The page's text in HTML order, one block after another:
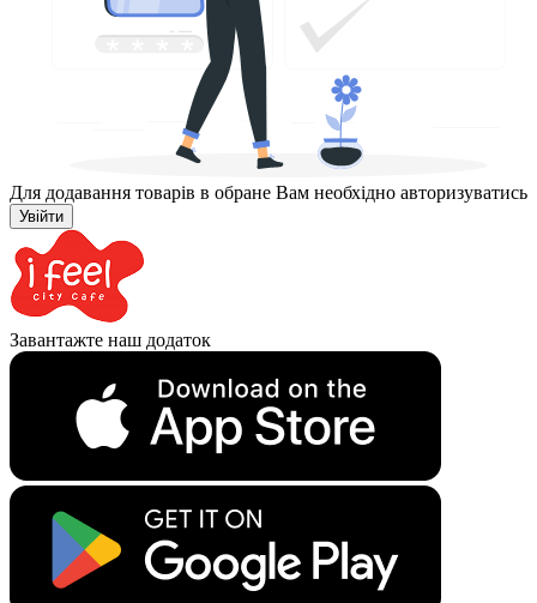
Для додавання товарів в обране Вам необхідно авторизуватись
Увійти
Завантажте наш додаток